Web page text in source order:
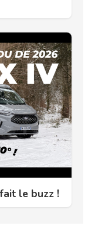
le buzz !